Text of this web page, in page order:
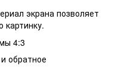
экрана позволяет
4:3
обратное